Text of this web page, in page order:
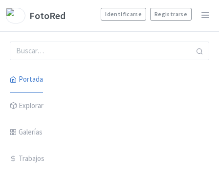
FotoRed Identificarse Registrarse
Portada
Explorar
Galerías
Trabajos